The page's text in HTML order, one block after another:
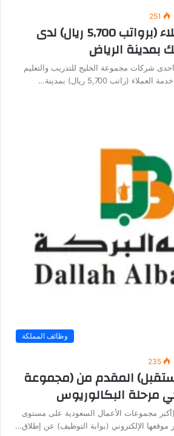
251
وظائف خدمة عملاء (برواتب 5,700 ريال) لدى
الرياض
شركات مجموعة الخليج للتدريب والتعليم
(راتب 5,700 ريال) بمدينة…
وظائف المملكة
235
المقدم من (مجموعة
مرحلة البكالوريوس
مجموعات الأعمال السعودية على مستوى
موقعها الإلكتروني (بوابة التوظيف) عن إطلاق…